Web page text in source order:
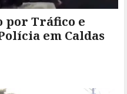
por Tráfico e
em Caldas